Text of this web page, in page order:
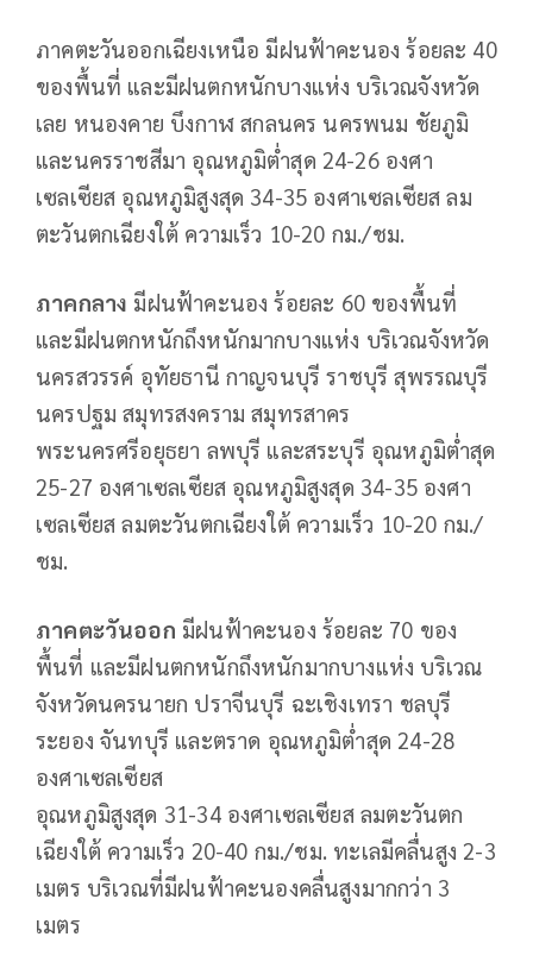
ภาคตะวันออกเฉียงเหนือ มีฝนฟ้าคะนอง ร้อยละ 40
ของพื้นที่ และมีฝนตกหนักบางแห่ง บริเวณจังหวัด
เลย หนองคาย บึงกาฬ สกลนคร นครพนม ชัยภูมิ
และนครราชสีมา อุณหภูมิต่ำสุด 24-26 องศา
เซลเซียส อุณหภูมิสูงสุด 34-35 องศาเซลเซียส ลม
ตะวันตกเฉียงใต้ ความเร็ว 10-20 กม./ชม.
ภาคกลาง มีฝนฟ้าคะนอง ร้อยละ 60 ของพื้นที่
และมีฝนตกหนักถึงหนักมากบางแห่ง บริเวณจังหวัด
นครสวรรค์ อุทัยธานี กาญจนบุรี ราชบุรี สุพรรณบุรี
นครปฐม สมุทรสงคราม สมุทรสาคร
พระนครศรีอยุธยา ลพบุรี และสระบุรี อุณหภูมิต่ำสุด
25-27 องศาเซลเซียส อุณหภูมิสูงสุด 34-35 องศา
เซลเซียส ลมตะวันตกเฉียงใต้ ความเร็ว 10-20 กม./
ชม.
ภาคตะวันออก มีฝนฟ้าคะนอง ร้อยละ 70 ของ
พื้นที่ และมีฝนตกหนักถึงหนักมากบางแห่ง บริเวณ
จังหวัดนครนายก ปราจีนบุรี ฉะเชิงเทรา ชลบุรี
ระยอง จันทบุรี และตราด อุณหภูมิต่ำสุด 24-28
องศาเซลเซียส
อุณหภูมิสูงสุด 31-34 องศาเซลเซียส ลมตะวันตก
เฉียงใต้ ความเร็ว 20-40 กม./ชม. ทะเลมีคลื่นสูง 2-3
เมตร บริเวณที่มีฝนฟ้าคะนองคลื่นสูงมากกว่า 3
เมตร